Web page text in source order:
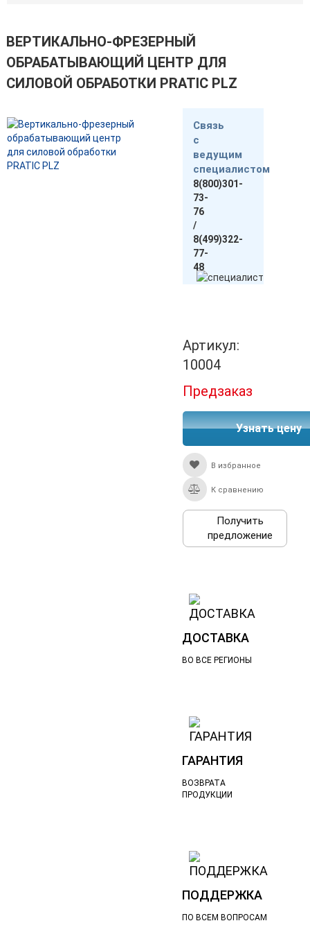
ВЕРТИКАЛЬНО-ФРЕЗЕРНЫЙ
ОБРАБАТЫВАЮЩИЙ ЦЕНТР ДЛЯ
СИЛОВОЙ ОБРАБОТКИ PRATIC PLZ
Связь
с
ведущим
специалистом
8(800)301-
73-
76
/
8(499)322-
77-
48
Артикул:
10004
Предзаказ
Узнать цену
В избранное
К сравнению
Получить
предложение
ДОСТАВКА
ВО ВСЕ РЕГИОНЫ
ГАРАНТИЯ
ВОЗВРАТА
ПРОДУКЦИИ
ПОДДЕРЖКА
ПО ВСЕМ ВОПРОСАМ